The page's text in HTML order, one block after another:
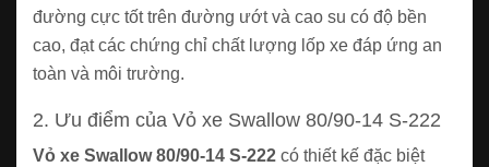
đường cực tốt trên đường ướt và cao su có độ bền
cao, đạt các chứng chỉ chất lượng lốp xe đáp ứng an
toàn và môi trường.
2. Ưu điểm của Vỏ xe Swallow 80/90-14 S-222
Vỏ xe Swallow 80/90-14 S-222 có thiết kế đặc biệt